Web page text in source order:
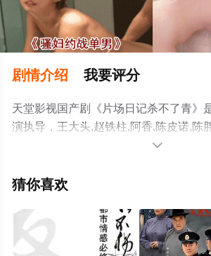
剧情介绍 我要评分
天堂影视国产剧《片场日记杀不了青》
演执导，王大头,赵铁柱,阿香,陈皮诺,陈
等演员精彩演绎的大陆电视剧，大结局
堂电影网，更多相关信息可移步至豆瓣

猜你喜欢